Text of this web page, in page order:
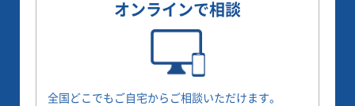
オンラインで相談
全国どこでもご自宅からご相談いただけます。